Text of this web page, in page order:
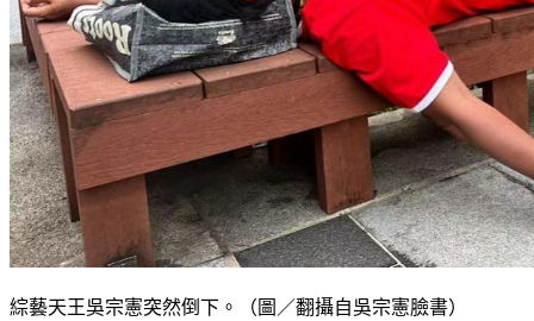
綜藝天王吳宗憲突然倒下。（圖／翻攝自吳宗憲臉書）